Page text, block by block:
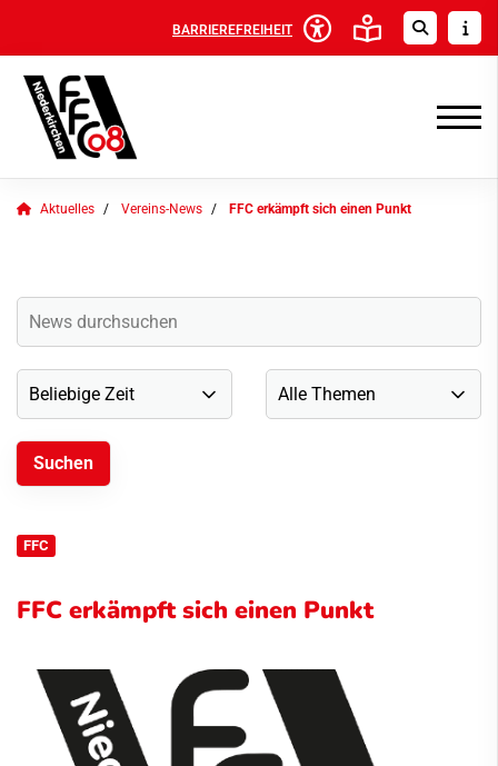
BARRIEREFREIHEIT
Aktuelles Vereins-News FFC erkämpft sich einen Punkt
FFC
FFC erkämpft sich einen Punkt